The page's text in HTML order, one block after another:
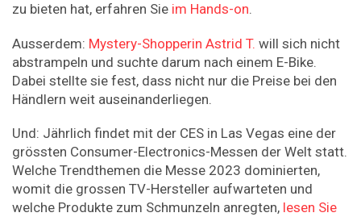
zu bieten hat, erfahren Sie im Hands-on.
Ausserdem: Mystery-Shopperin Astrid T. will sich nicht
abstrampeln und suchte darum nach einem E-Bike.
Dabei stellte sie fest, dass nicht nur die Preise bei den
Händlern weit auseinanderliegen.
Und: Jährlich findet mit der CES in Las Vegas eine der
grössten Consumer-Electronics-Messen der Welt statt.
Welche Trendthemen die Messe 2023 dominierten,
womit die grossen TV-Hersteller aufwarteten und
welche Produkte zum Schmunzeln anregten, lesen Sie